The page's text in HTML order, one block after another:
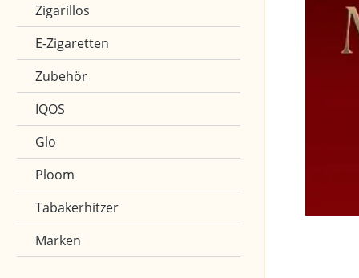
Zigarillos
E-Zigaretten
Zubehör
IQOS
Glo
Ploom
Tabakerhitzer
Marken